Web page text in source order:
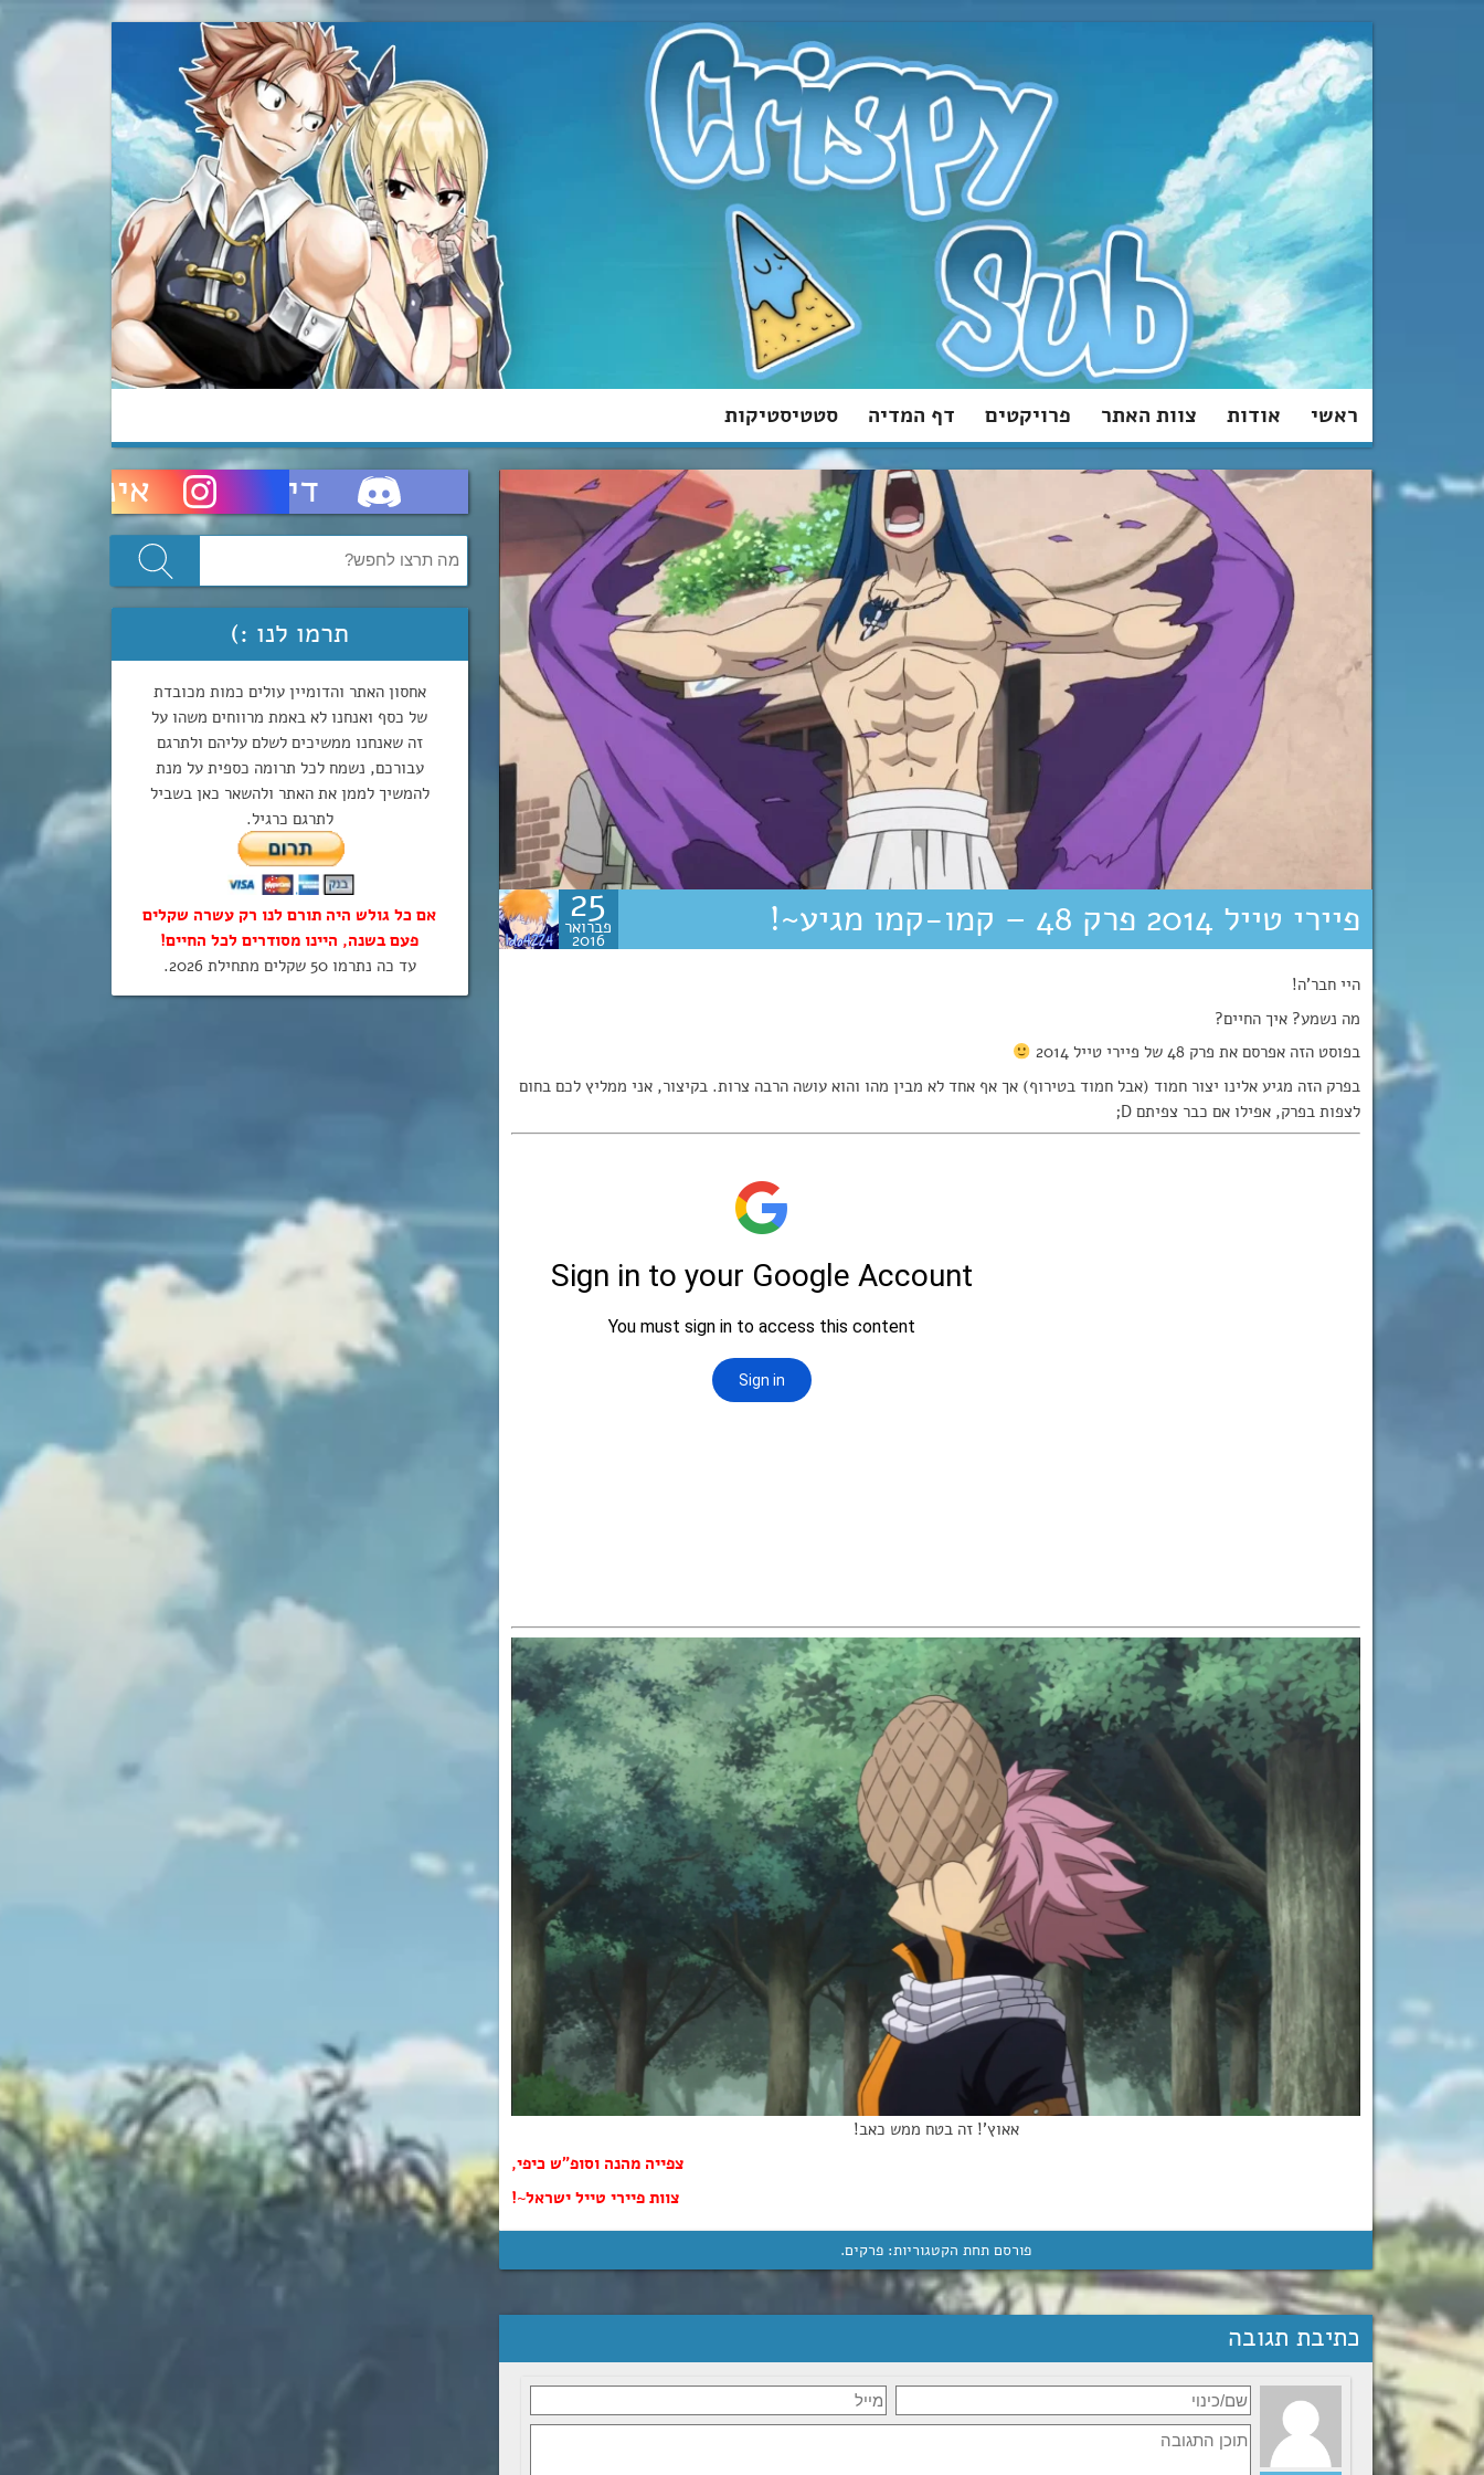
ראשי אודות צוות האתר פרויקטים דף המדיה סטטיסטיקות
פיירי טייל 2014 פרק 48 – קמו-קמו מגיע~! 25
פברואר
2016
היי חבר’ה!
מה נשמע? איך החיים?
בפוסט הזה אפרסם את פרק 48 של פיירי טייל 2014
בפרק הזה מגיע אלינו יצור חמוד (אבל חמוד בטירוף) אך אף אחד לא מבין מהו והוא עושה הרבה צרות. בקיצור, אני ממליץ לכם בחום
לצפות בפרק, אפילו אם כבר צפיתם D;
אאוץ’! זה בטח ממש כאב!
צפייה מהנה וסופ”ש כיפי,
צוות פיירי טייל ישראל~!
פורסם תחת הקטגוריות: פרקים.
כתיבת תגובה
תרמו לנו :)
אחסון האתר והדומיין עולים כמות מכובדת
של כסף ואנחנו לא באמת מרווחים משהו על
זה שאנחנו ממשיכים לשלם עליהם ולתרגם
עבורכם, נשמח לכל תרומה כספית על מנת
להמשיך לממן את האתר ולהשאר כאן בשביל
לתרגם כרגיל.
אם כל גולש היה תורם לנו רק עשרה שקלים
פעם בשנה, היינו מסודרים לכל החיים!
עד כה נתרמו 50 שקלים מתחילת 2026.